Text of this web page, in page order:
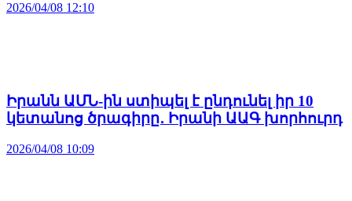
2026/04/08 12:10
Իրանն ԱՄՆ-ին ստիպել է ընդունել իր 10
կետանոց ծրագիրը․ Իրանի ԱԱԳ խորհուրդ
2026/04/08 10:09